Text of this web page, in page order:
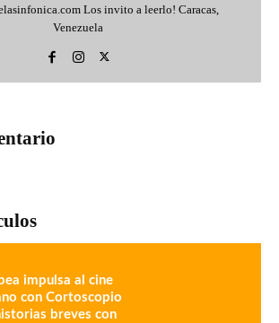
Los invito a leerlo! Caracas,
Venezuela
impulsa al cine
con Cortoscopio
breves con